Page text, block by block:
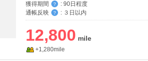
獲得期間
？ : 90日程度
通帳反映
？ : ３日以内
12,800
+1,280mile